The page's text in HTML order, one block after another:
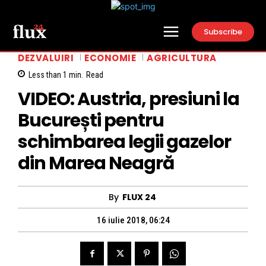
Subscribe
DEZVALUIRI ECONOMIE AGRICULTURA
Less than 1 min. Read
VIDEO: Austria, presiuni la
București pentru
schimbarea legii gazelor
din Marea Neagră
By FLUX 24
16 iulie 2018, 06:24